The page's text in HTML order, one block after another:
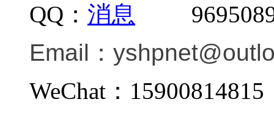
QQ：
Email：
WeChat：